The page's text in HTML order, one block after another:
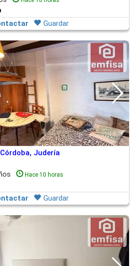
Guardar
Judería
Hace 10 horas
Guardar